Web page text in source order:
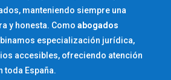
manteniendo siempre una
y honesta. Como abogados
especialización jurídica,
accesibles, ofreciendo atención
toda España.